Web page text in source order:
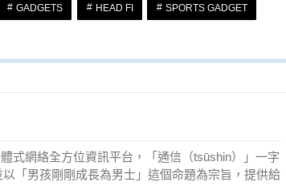
GADGETS HEAD FI SPORTS GADGET
式網絡全方位資訊平台，「通信（tsūshin）」一字
「男孩剛剛成長為男士」這個命題為宗旨，提供給